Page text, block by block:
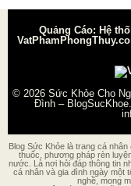
Quảng Cáo: Hệ
© 2026 Sức Khỏe Cho
Đình –
Blog Sức Khỏe là trang cá
thuốc, phương pháp rèn
nước. Là nơi hỏi đáp thông tin
cá nhân và gia đình ngày một
nghề, mong